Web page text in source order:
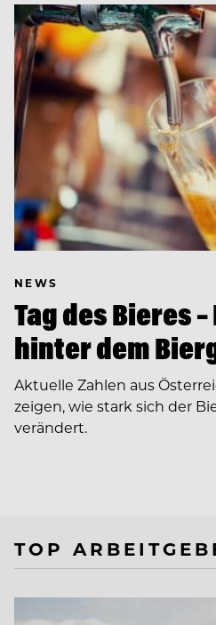
NEWS
Tag des Bieres
hinter dem
Aktuelle Zahlen aus
zeigen, wie stark sich der
verändert.
TOP